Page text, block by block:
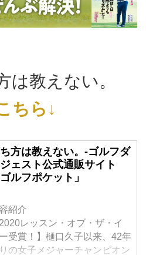
は教えない。
ちら↓
方は教えない。-ゴルフダ
ェスト公式通販サイト
ゴルフポケット」
紹介
2020レッスン・オブ・ザ・イ
受賞！】樋口久子以来、42年
の女子メジャーチャンピオン